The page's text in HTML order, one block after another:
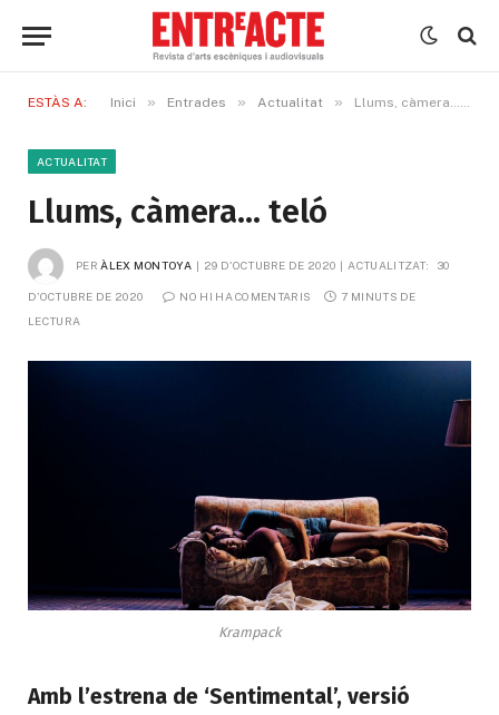
ESTÀS A: Inici » Entrades » Actualitat » Llums, càmera… teló
ACTUALITAT
Llums, càmera… teló
PER ÀLEX MONTOYA 29 D'OCTUBRE DE 2020 ACTUALITZAT: 30
D'OCTUBRE DE 2020 NO HI HA COMENTARIS
7 MINUTS DE
LECTURA
Krampack
Amb l’estrena de ‘Sentimental’, versió